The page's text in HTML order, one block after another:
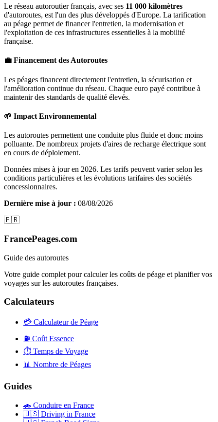
Le réseau autoroutier français, avec ses 11 000 kilomètres
d'autoroutes, est l'un des plus développés d'Europe. La tarification
au péage permet de financer l'entretien, la modernisation et
l'exploitation de ces infrastructures essentielles à la mobilité
française.
💼 Financement des Autoroutes
Les péages financent directement l'entretien, la sécurisation et
l'amélioration continue du réseau. Chaque euro payé contribue à
maintenir des standards de qualité élevés.
🌱 Impact Environnemental
Les autoroutes permettent une conduite plus fluide et donc moins
polluante. De nombreux projets d'aires de recharge électrique sont
en cours de déploiement.
Données mises à jour en 2026. Les tarifs peuvent varier selon les
conditions particulières et les évolutions tarifaires des sociétés
concessionnaires.
Dernière mise à jour : 08/08/2026
🇫🇷
FrancePeages.com
Guide des autoroutes
Votre guide complet pour calculer les coûts de péage et planifier vos
voyages sur les autoroutes françaises.
Calculateurs
💳 Calculateur de Péage
⛽ Coût Essence
⏱️ Temps de Voyage
📊 Nombre de Péages
Guides
🚗 Conduire en France
🇺🇸 Driving in France